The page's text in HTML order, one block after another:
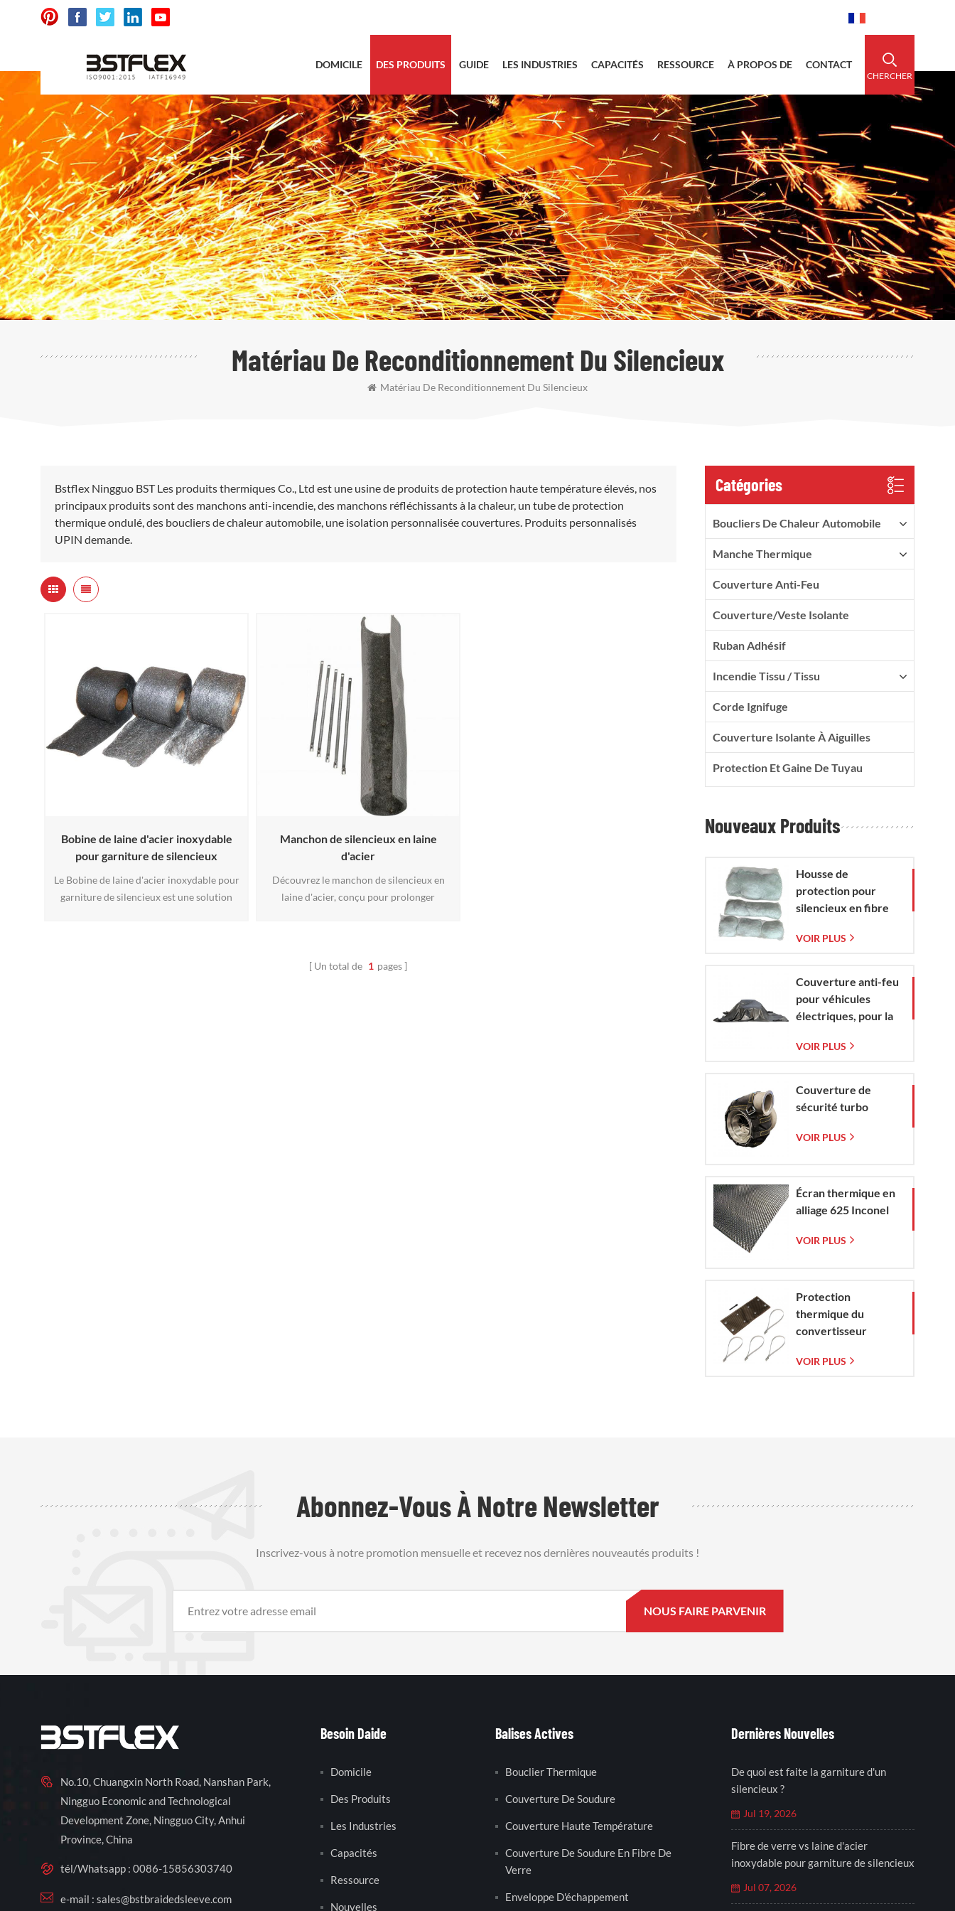
CHERCHER
DOMICILE DES PRODUITS GUIDE LES INDUSTRIES CAPACITÉS RESSOURCE À PROPOS DE CONTACT
Matériau De Reconditionnement Du Silencieux
Matériau De Reconditionnement Du Silencieux
Bstflex Ningguo BST Les produits thermiques Co., Ltd est une usine de produits de protection haute température élevés, nos
principaux produits sont des manchons anti-incendie, des manchons réfléchissants à la chaleur, un tube de protection
thermique ondulé, des boucliers de chaleur automobile, une isolation personnalisée couvertures. Produits personnalisés
UPIN demande.
Bobine de laine d'acier inoxydable
pour garniture de silencieux
Le Bobine de laine d'acier inoxydable pour
garniture de silencieux est une solution
Manchon de silencieux en laine
d'acier
Découvrez le manchon de silencieux en
laine d'acier, conçu pour prolonger
304 et de laine d'acier inoxydable haute
Un total de 1 pages
Catégories
Boucliers De Chaleur Automobile
Manche Thermique
Couverture Anti-Feu
Couverture/veste Isolante
Ruban Adhésif
Incendie Tissu / Tissu
Corde Ignifuge
Couverture Isolante À Aiguilles
Protection Et Gaine De Tuyau
Nouveaux Produits
Housse de
protection pour
silencieux en fibre
maille de verre
VOIR PLUS
Couverture anti-feu
pour véhicules
électriques, pour la
les incendies de
électriques et de
voitures en situation
VOIR PLUS
Couverture de
sécurité turbo
VOIR PLUS
Écran thermique en
alliage 625 Inconel
VOIR PLUS
Protection
thermique du
convertisseur
Corvette C7 (2014-
VOIR PLUS
Abonnez-Vous À Notre Newsletter
Inscrivez-vous à notre promotion mensuelle et recevez nos dernières nouveautés produits !
No.10, Chuangxin North Road, Nanshan Park,
Ningguo Economic and Technological
Development Zone, Ningguo City, Anhui
Province, China
tél/Whatsapp : 0086-15856303740
e-mail : sales@bstbraidedsleeve.com
Besoin Daide
Domicile
Des Produits
Les Industries
Capacités
Ressource
Nouvelles
Balises Actives
Bouclier Thermique
Couverture De Soudure
Couverture Haute Température
Couverture De Soudure En Fibre De
Verre
Enveloppe D'échappement
Dernières Nouvelles
De quoi est faite la garniture d'un
silencieux ?
Jul 19, 2026
Fibre de verre vs laine d'acier
inoxydable pour garniture de silencieux
Jul 07, 2026